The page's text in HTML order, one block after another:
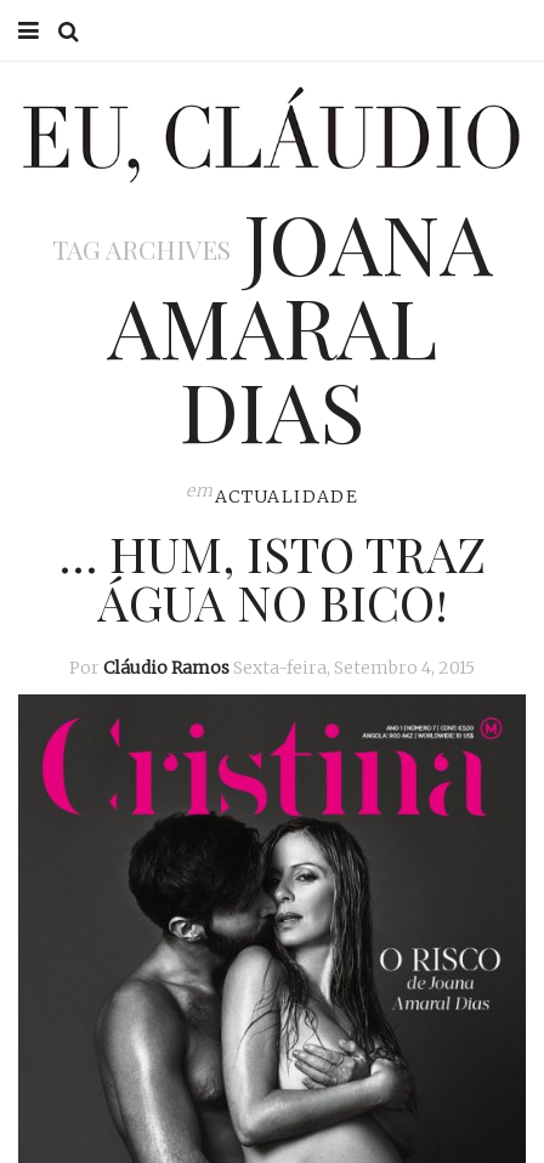
EU CLÁUDIO
EU NA TV
TAG ARCHIVES JOANA
AMARAL
DIAS
emACTUALIDADE
… HUM, ISTO TRAZ
ÁGUA NO BICO!
Por Cláudio Ramos Sexta-feira, Setembro 4, 2015